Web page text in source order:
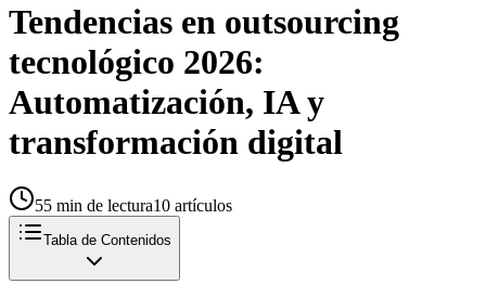
Tendencias en outsourcing
tecnológico 2026:
Automatización, IA y
transformación digital
55 min de lectura10 artículos
Tabla de Contenidos